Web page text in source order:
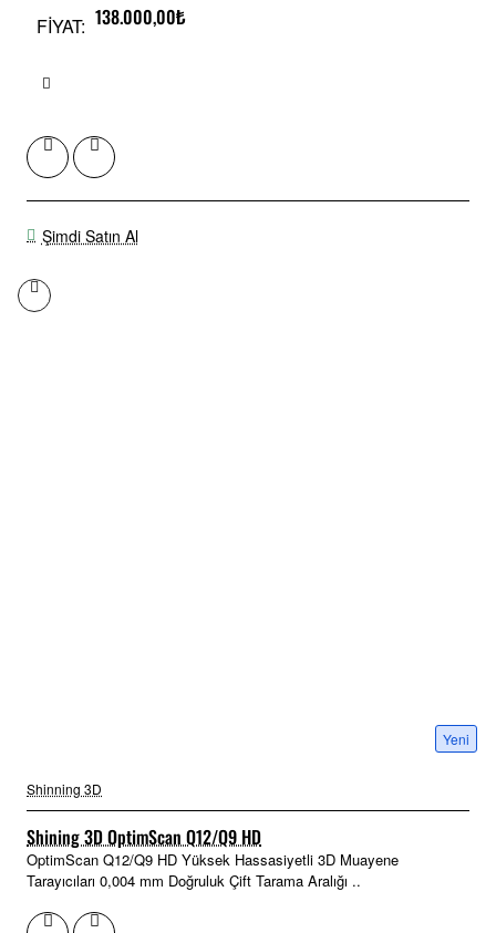
FİYAT: 138.000,00₺
Şimdi Satın Al
Yeni
Shinning 3D
Shining 3D OptimScan Q12/Q9 HD
OptimScan Q12/Q9 HD Yüksek Hassasiyetli 3D Muayene
Tarayıcıları 0,004 mm Doğruluk Çift Tarama Aralığı ..